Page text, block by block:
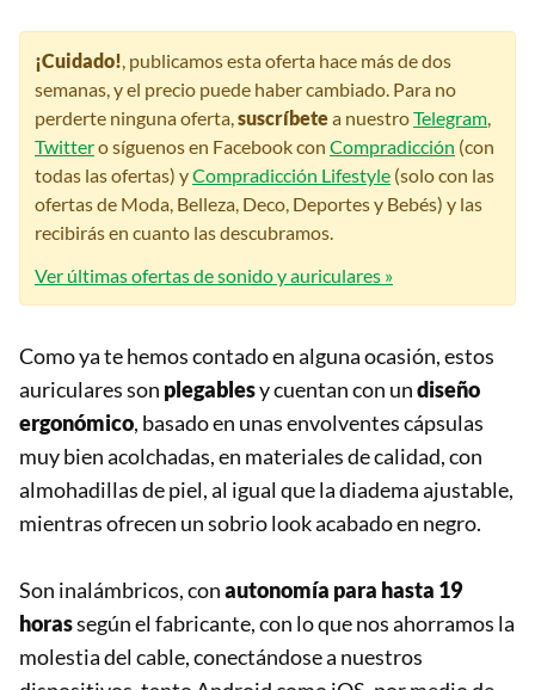
¡Cuidado! , publicamos esta oferta hace más de dos
semanas, y el precio puede haber cambiado. Para no
perderte ninguna oferta, suscríbetea nuestroTelegram
Twittero síguenos en Facebook con Compradicción (con
todas las ofertas) yCompradicción Lifestyle (solo con las
ofertas de Moda, Belleza, Deco, Deportes y Bebés) y las
recibirás en cuanto las descubramos.
Ver últimas ofertas de sonido y auriculares »
Como ya te hemos contado en alguna ocasión, estos
auriculares son plegablesy cuentan con undiseño
ergonómico, basado en unas envolventes cápsulas
muy bien acolchadas, en materiales de calidad, con
almohadillas de piel, al igual que la diadema ajustable,
mientras ofrecen un sobrio look acabado en negro.
Son inalámbricos, conautonomía para hasta 19
horassegún el fabricante, con lo que nos ahorramos la
molestia del cable, conectándose a nuestros